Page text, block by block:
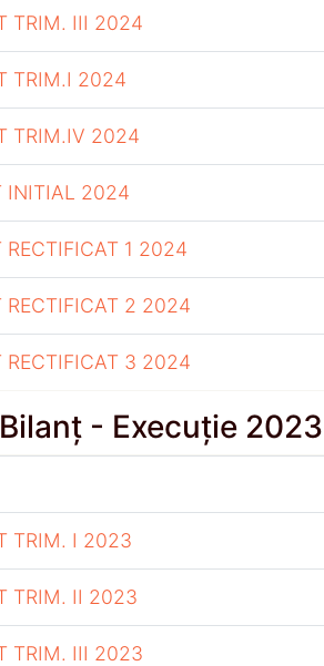
TRIM. III 2024
TRIM.I 2024
TRIM.IV 2024
INITIAL 2024
RECTIFICAT 1 2024
RECTIFICAT 2 2024
RECTIFICAT 3 2024
- Execuție 2023
TRIM. I 2023
TRIM. II 2023
TRIM. III 2023